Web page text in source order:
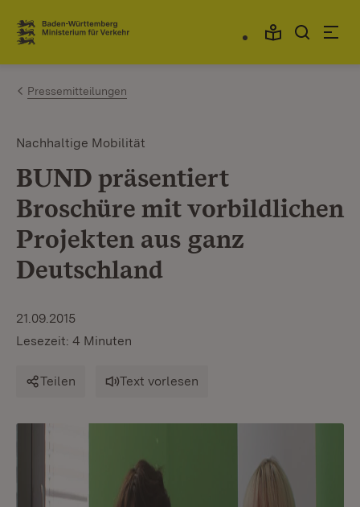
Zum Inhalt springen
Link zur Startseite
Pressemitteilungen
Nachhaltige Mobilität
BUND präsentiert
Broschüre mit vorbildlichen
Projekten aus ganz
Deutschland
21.09.2015
Lesezeit: 4 Minuten
Teilen Text vorlesen